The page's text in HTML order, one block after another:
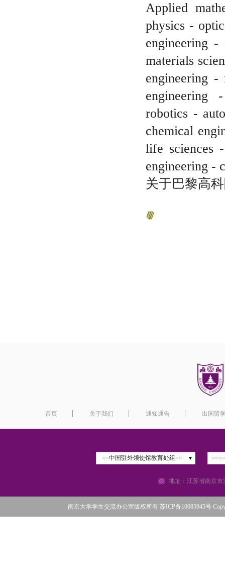
Applied
physics -
engineering
materials
engineering
engineering
robotics -
chemical
life sciences
engineering -
关于巴黎高
首页 关于我们 通知通告 出国留
==中国驻外领使馆教育处组==
地址：江苏省南京市
南京大学学生交流办公室版权所有 苏ICP备10085945号